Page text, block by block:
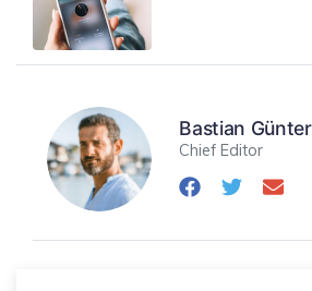
Bastian Günter
Chief Editor